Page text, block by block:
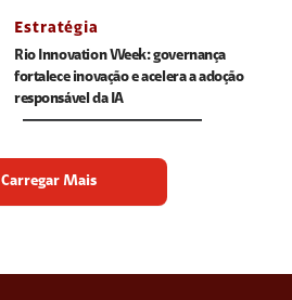
Estratégia
Rio Innovation Week: governança
fortalece inovação e acelera a adoção
responsável da IA
Carregar Mais